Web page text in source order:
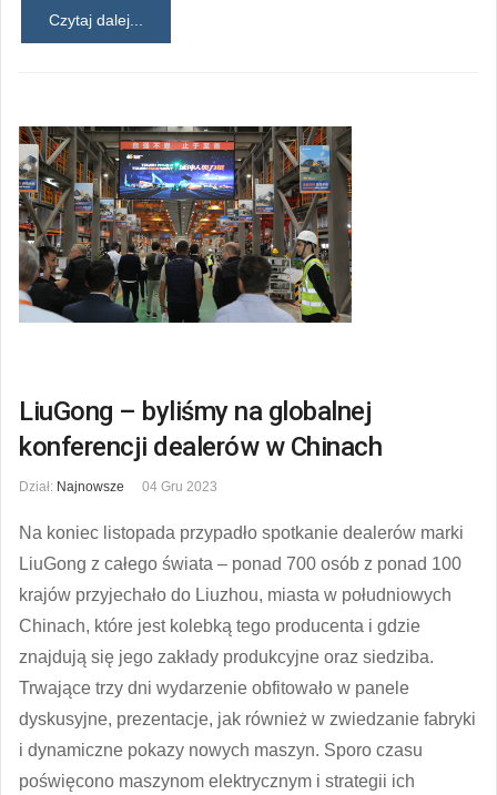
Czytaj dalej...
LiuGong – byliśmy na globalnej
konferencji dealerów w Chinach
Dział: Najnowsze 04 Gru 2023
Na koniec listopada przypadło spotkanie dealerów marki
LiuGong z całego świata – ponad 700 osób z ponad 100
krajów przyjechało do Liuzhou, miasta w południowych
Chinach, które jest kolebką tego producenta i gdzie
znajdują się jego zakłady produkcyjne oraz siedziba.
Trwające trzy dni wydarzenie obfitowało w panele
dyskusyjne, prezentacje, jak również w zwiedzanie fabryki
i dynamiczne pokazy nowych maszyn. Sporo czasu
poświęcono maszynom elektrycznym i strategii ich